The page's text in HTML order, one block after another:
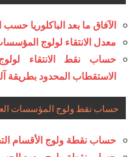
الآفاق ما بعد الباكلوريا حسب
معدل الانتقاء لولوج
حساب نقط الانتقاء
الاستقطاب المحدود بطريقة
حساب نقط ولوج المؤسسات
حساب نقطة ولوج الأقسام